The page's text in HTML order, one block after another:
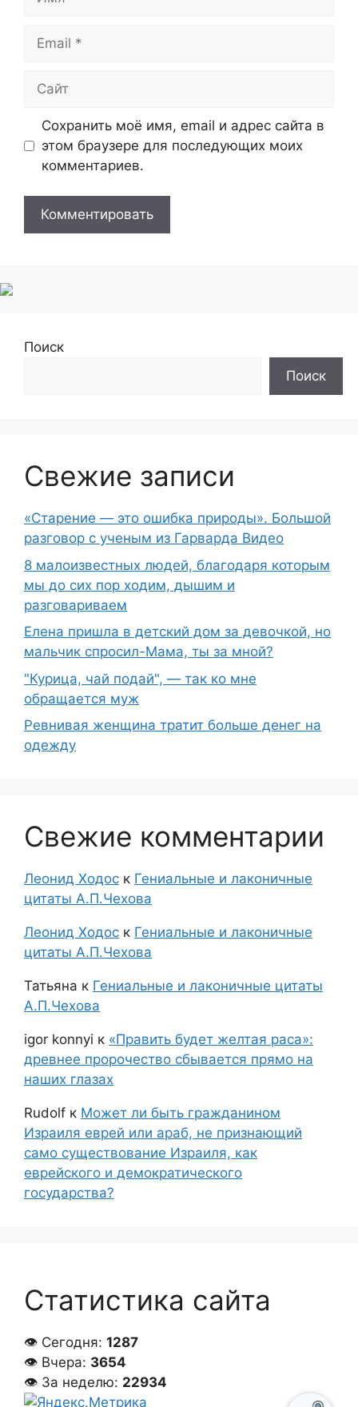
Сохранить моё имя, email и адрес сайта в
этом браузере для последующих моих
комментариев.
Поиск
Поиск
Свежие записи
«Старение — это ошибка природы». Большой
разговор с ученым из Гарварда Видео
8 малоизвестных людей, благодаря которым
мы до сих пор ходим, дышим и
разговариваем
Елена пришла в детский дом за девочкой, но
мальчик спросил-Мама, ты за мной?
"Курица, чай подай", — так ко мне
обращается муж
Ревнивая женщина тратит больше денег на
одежду
Свежие комментарии
Леонид Ходос к Гениальные и лаконичные
цитаты А.П.Чехова
Леонид Ходос к Гениальные и лаконичные
цитаты А.П.Чехова
Татьяна к Гениальные и лаконичные цитаты
А.П.Чехова
igor konnyi к «Править будет желтая раса»:
древнее пророчество сбывается прямо на
наших глазах
Rudolf к Может ли быть гражданином
Израиля еврей или араб, не признающий
само существование Израиля, как
еврейского и демократического
государства?
Статистика сайта
👁 Сегодня: 1287
👁 Вчера: 3654
👁 За неделю: 22934